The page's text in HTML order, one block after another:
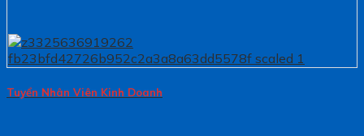
Tuyển Nhân Viên Kinh Doanh